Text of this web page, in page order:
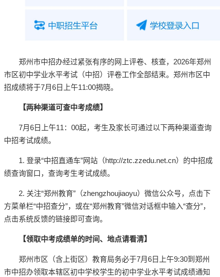
郑州市中招办经过紧张有序的网上评卷、核查，2026年郑州
市区初中学业水平考试（中招）评卷工作全部结束。郑州市区中
招成绩将于7月6日上午11:00揭晓。
【两种渠道可查中考成绩】
7月6日上午11：00起，考生及家长可通过以下两种渠道查询
中招考试成绩。
1. 登录“中招直通车”网站（http://ztc.zzedu.net.cn）的中招成
绩查询窗口，查询考生考试成绩。
2. 关注“郑州教育”（zhengzhoujiaoyu）微信公众号，点击下
方菜单栏“中招查分”，或在“郑州教育”微信对话框中输入“查分”，
点击系统反馈的链接即可查询。
【领取中考成绩单的时间、地点请看清】
郑州市区（含上街区）教育局务必于7月6日上午9:30到郑州
市中招办领取本辖区初中学校学生的初中学业水平考试成绩通知